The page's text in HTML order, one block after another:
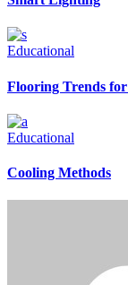
Educational
Flooring Trends for
Educational
Cooling Methods